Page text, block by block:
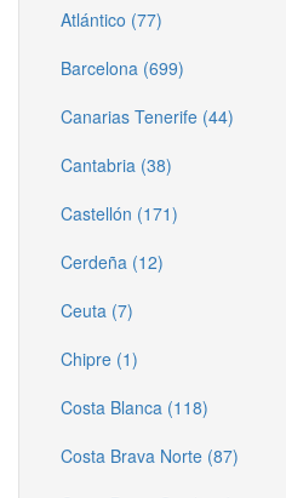
Atlántico (77)
Barcelona (699)
Canarias Tenerife (44)
Cantabria (38)
Castellón (171)
Cerdeña (12)
Ceuta (7)
Chipre (1)
Costa Blanca (118)
Costa Brava Norte (87)